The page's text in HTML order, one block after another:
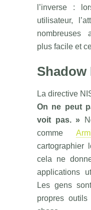
l’inverse :
utilisateur,
nombreuses
plus facile et
Shadow
La directive
On ne peut
voit pas. »
comme
cartographier
cela ne
applications
Les gens
propres outils